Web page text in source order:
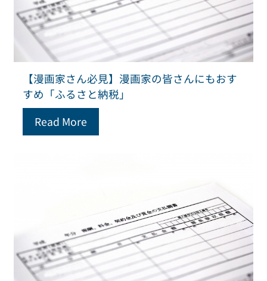
【漫画家さん必見】漫画家の皆さんにもおす
すめ「ふるさと納税」
Read More